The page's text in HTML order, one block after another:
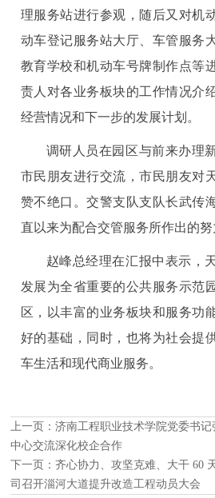
理服务站进行参观，随后又对机
动车登记服务站大厅、车管服务
教育学校和机动车号牌制作点等
责人对各业务板块的工作情况介
经营情况和下一步的发展计划。
调研人员在园区与前来办理
市民朋友进行交流，市民朋友对
赞不绝口。交警支队支队长武传
直以来为配合交管服务所作出的
赵峰总经理在汇报中表示，
发展为全省重要的公共服务示范
区，以丰富的业务板块和服务功
好的基础，同时，也将为社会提
车生活和现代商业服务。
上一页：济南工程职业技术学院党委书
中心交流深化校企合作
下一页：齐心协力、攻坚克难、大干 60
司召开淄河大道提升改造工程动员大会